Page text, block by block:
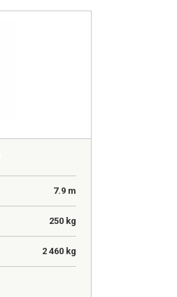
7.9 m
250 kg
2 460 kg